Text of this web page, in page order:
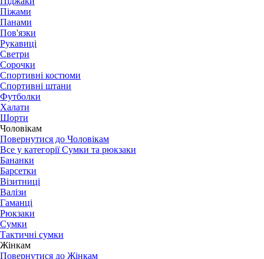
Піжами
Панами
Пов'язки
Рукавиці
Светри
Сорочки
Спортивні костюми
Спортивні штани
Футболки
Халати
Шорти
Чоловікам
Повернутися до Чоловікам
Все у категорії Сумки та рюкзаки
Бананки
Барсетки
Візитниці
Валізи
Гаманці
Рюкзаки
Сумки
Тактичні сумки
Жінкам
Повернутися до Жінкам